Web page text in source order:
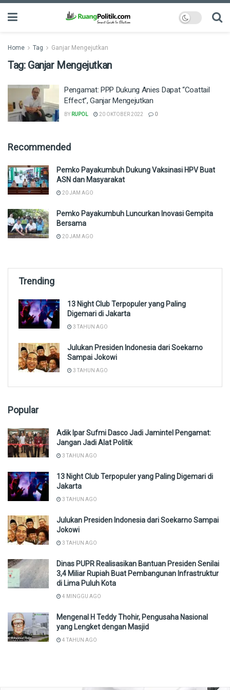
Home Tag Ganjar Mengejutkan
Tag: Ganjar Mengejutkan
Pengamat: PPP Dukung Anies Dapat “Coattail
Effect”, Ganjar Mengejutkan
BY RUPOL 20 OKTOBER 2022 0
Recommended
Pemko Payakumbuh Dukung Vaksinasi HPV Buat
ASN dan Masyarakat
20 JAM AGO
Pemko Payakumbuh Luncurkan Inovasi Gempita
Bersama
20 JAM AGO
Trending
13 Night Club Terpopuler yang Paling
Digemari di Jakarta
3 TAHUN AGO
Julukan Presiden Indonesia dari Soekarno
Sampai Jokowi
3 TAHUN AGO
Popular
Adik Ipar Sufmi Dasco Jadi Jamintel Pengamat:
Jangan Jadi Alat Politik
3 TAHUN AGO
13 Night Club Terpopuler yang Paling Digemari di
Jakarta
3 TAHUN AGO
Julukan Presiden Indonesia dari Soekarno Sampai
Jokowi
3 TAHUN AGO
Dinas PUPR Realisasikan Bantuan Presiden Senilai
3,4 Miliar Rupiah Buat Pembangunan Infrastruktur
di Lima Puluh Kota
4 MINGGU AGO
Mengenal H Teddy Thohir, Pengusaha Nasional
yang Lengket dengan Masjid
4 TAHUN AGO